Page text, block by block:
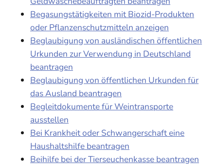
Begasungstätigkeiten mit Biozid-Produkten
oder Pflanzenschutzmitteln anzeigen
Beglaubigung von ausländischen öffentlichen
Urkunden zur Verwendung in Deutschland
beantragen
Beglaubigung von öffentlichen Urkunden für
das Ausland beantragen
Begleitdokumente für Weintransporte
ausstellen
Bei Krankheit oder Schwangerschaft eine
Haushaltshilfe beantragen
Beihilfe bei der Tierseuchenkasse beantragen